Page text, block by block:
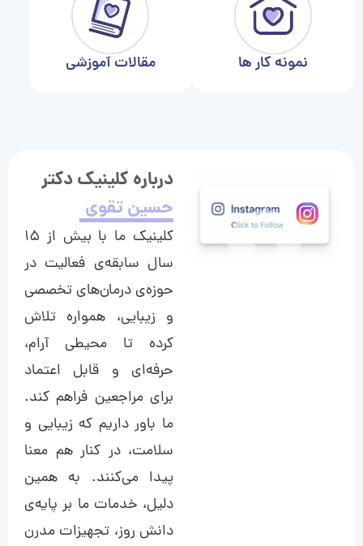
نمونه کار ها مقالات آموزشی
درباره کلینیک دکتر
حسین تقوی
کلینیک ما با بیش از ۱۵
سال سابقه‌ی فعالیت در
حوزه‌ی درمان‌های تخصصی
و زیبایی، همواره تلاش
کرده تا محیطی آرام،
حرفه‌ای و قابل اعتماد
برای مراجعین فراهم کند.
ما باور داریم که زیبایی و
سلامت، در کنار هم معنا
پیدا می‌کنند. به همین
دلیل، خدمات ما بر پایه‌ی
دانش روز، تجهیزات مدرن